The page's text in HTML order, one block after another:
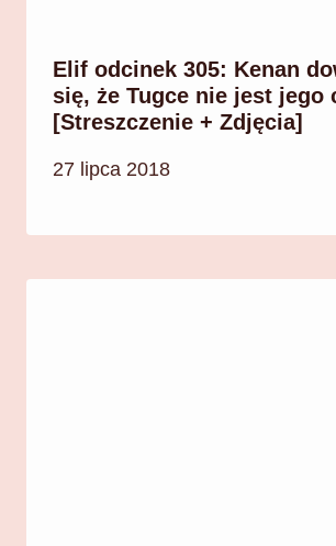
Elif odcinek 305: Kenan
się, że Tugce nie jest jego
[Streszczenie + Zdjęcia]
27 lipca 2018